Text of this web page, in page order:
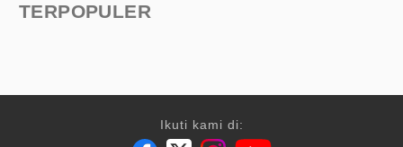
TERPOPULER
Ikuti kami di: